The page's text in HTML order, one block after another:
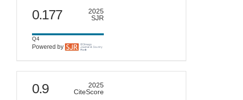
scimago
0.177
2025
SJR
Q4
Powered by
citescore
0.9
2025
CiteScore